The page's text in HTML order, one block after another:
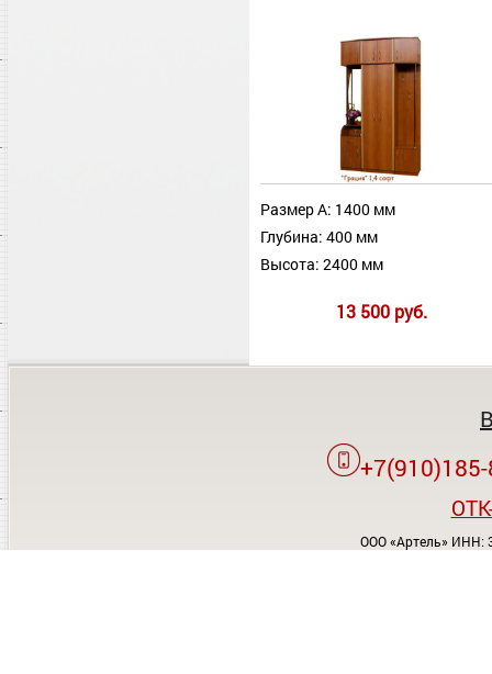
Размер А: 1400 мм
Глубина: 400 мм
Высота: 2400 мм
13 500 руб.
ООО «Артель» ИНН: